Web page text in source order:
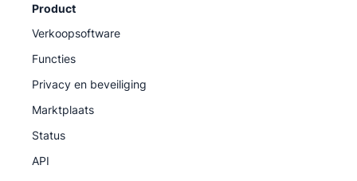
Product
Verkoopsoftware
Functies
Privacy en beveiliging
Marktplaats
Status
API